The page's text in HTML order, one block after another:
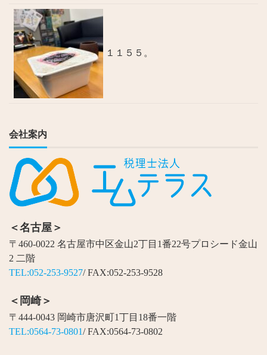
１１５５。
会社案内
＜名古屋＞
〒460-0022 名古屋市中区金山2丁目1番22号プロシード金山
2 二階
TEL:052-253-9527/ FAX:052-253-9528
＜岡崎＞
〒444-0043 岡崎市唐沢町1丁目18番一階
TEL:0564-73-0801/ FAX:0564-73-0802